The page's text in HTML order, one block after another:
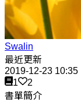
Swalin
最近更新
2019-12-23 10:35
1
2
書單簡介